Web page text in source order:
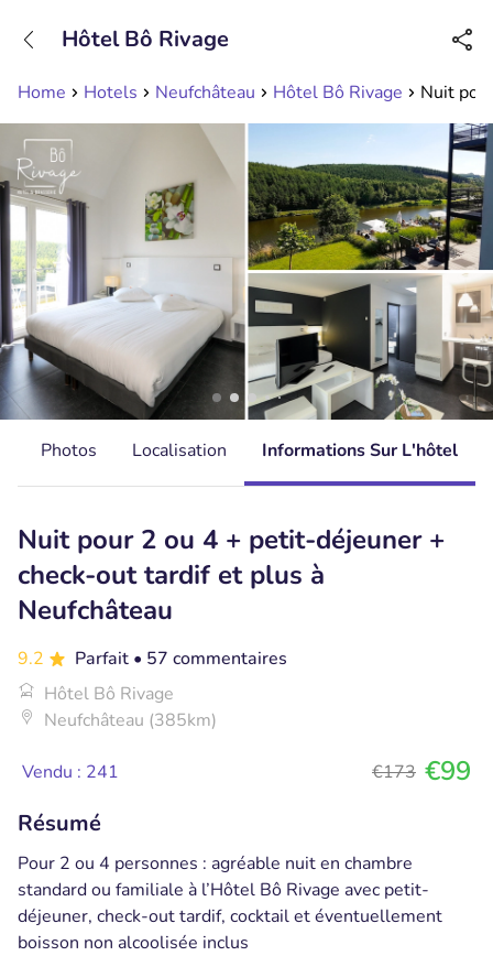
Disponible jusqu'à 23:00 heures
Home Hotels Neufchâteau Hôtel Bô Rivage Nuit
Hôtel Bô Rivage
Photos Localisation Informations Sur L'hôtel
Nuit pour 2 ou 4 + petit-déjeuner +
check-out tardif et plus à
Neufchâteau
9.2 Parfait • 57 commentaires
Hôtel Bô Rivage
Neufchâteau (385km)
Vendu : 241 €173 €99
Résumé
Pour 2 ou 4 personnes : agréable nuit en chambre
standard ou familiale à l’Hôtel Bô Rivage avec petit-
déjeuner, check-out tardif, cocktail et éventuellement
boisson non alcoolisée inclus